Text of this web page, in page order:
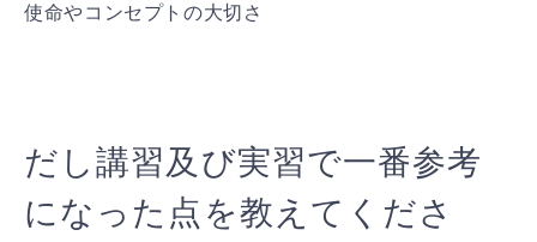
使命やコンセプトの大切さ
だし講習及び実習で一番参考
になった点を教えてくださ